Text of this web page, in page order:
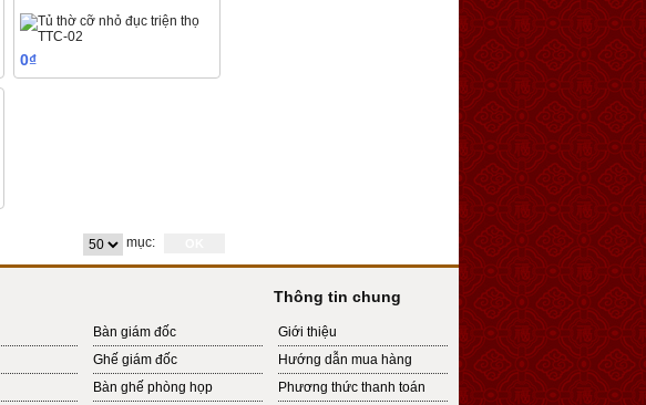
0₫
mục:
Bàn giám đốc
Ghế giám đốc
Bàn ghế phòng họp
Thông tin chung
Giới thiệu
Hướng dẫn mua hàng
Phương thức thanh toán